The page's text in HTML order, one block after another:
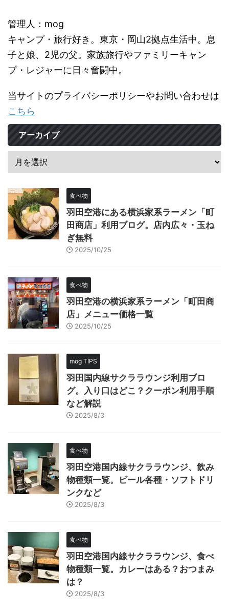
管理人：mog
キャンプ・旅行好き。東京・岡山2拠点生活中。息
子と娘、2児の父。家族旅行やファミリーキャン
プ・レジャーに日々奮闘中。
当サイトのプライバシーポリシーやお問い合わせは
こちら
アーカイブ
食べ物
羽田空港にある横浜家系ラーメン「町
田商店」利用ブログ。店内広々・玉ね
ぎ無料
2025/10/25
食べ物
羽田空港の横浜家系ラーメン「町田商
店」メニュー価格一覧
2025/10/25
mog TIPS
羽田国内線サクララウンジ利用ブロ
グ。入り口はどこ？クーポン利用手順
など解説
2025/8/3
食べ物
羽田空港国内線サクララウンジ、飲み
物種類一覧。ビール各種・ソフトドリ
ンクなど
2025/8/3
食べ物
羽田空港国内線サクララウンジ、食べ
物種類一覧。カレーはある？おつまみ
は？
2025/8/3